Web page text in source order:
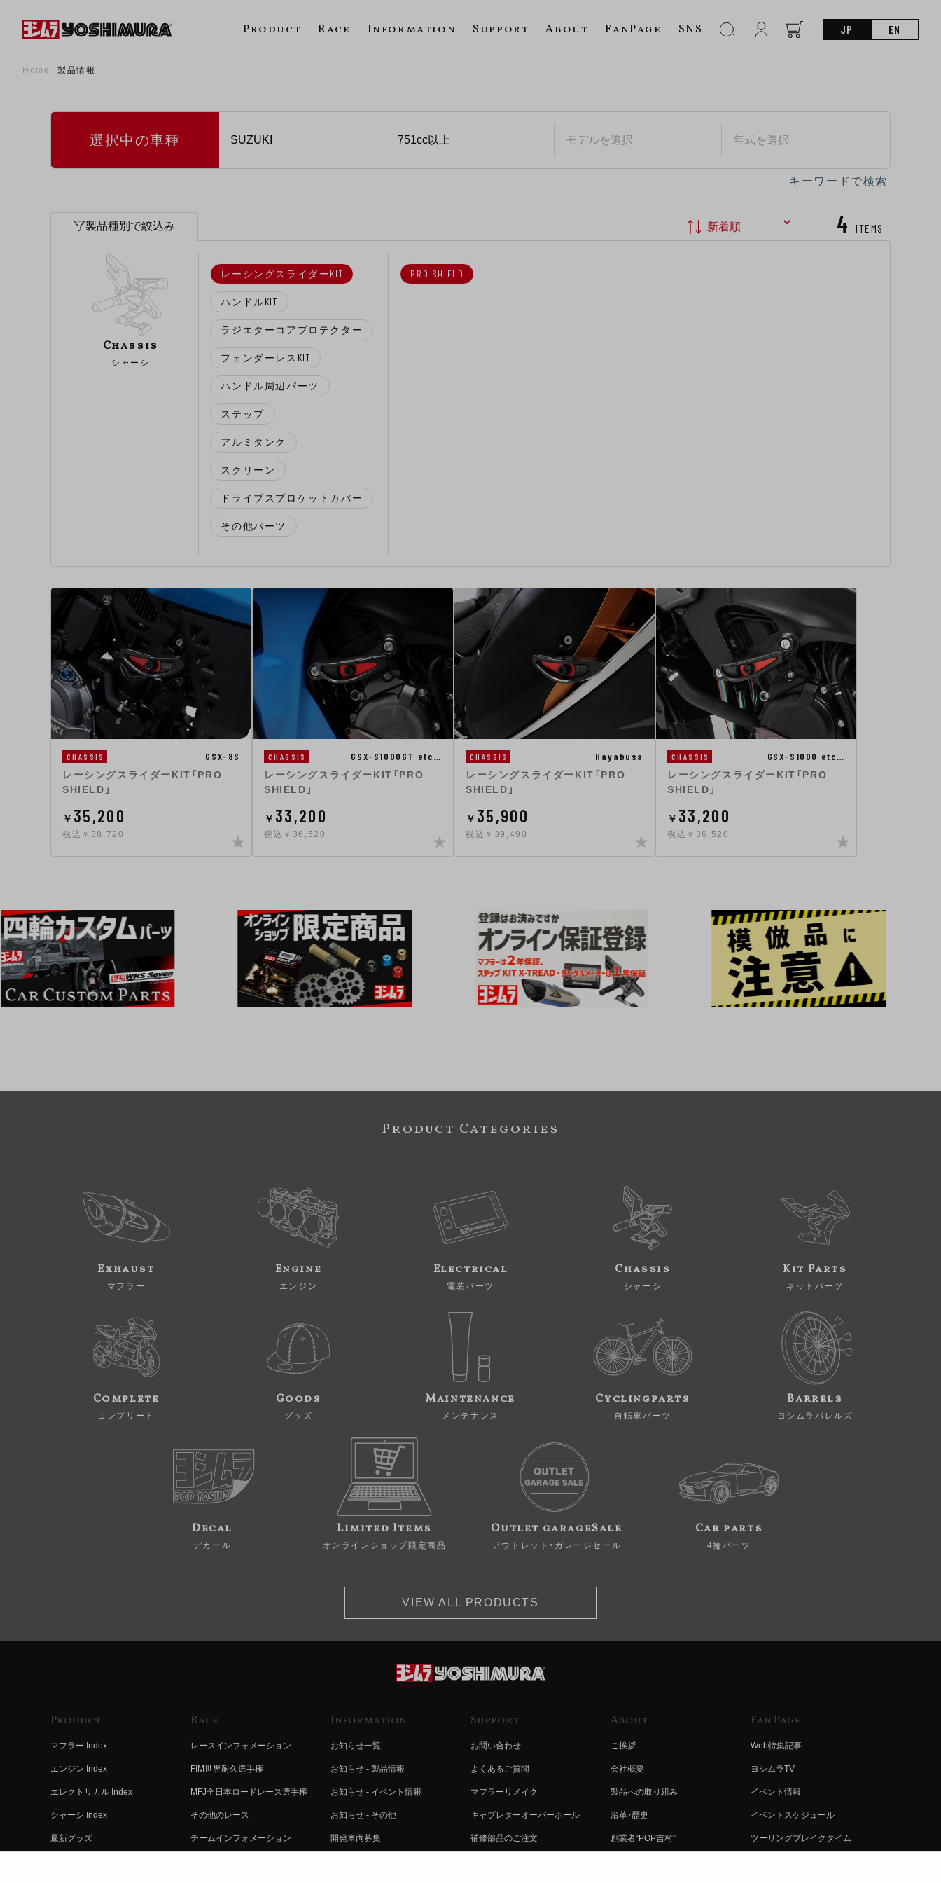
Product Race Information Support About FanPage SNS JP EN
Home 製品情報
選択中の車種
キーワードで検索
4 ITEMS
製品種別で絞込み
Chassis
シャーシ
レーシングスライダーKIT
ハンドルKIT
ラジエターコアプロテクター
フェンダーレスKIT
ハンドル周辺パーツ
ステップ
アルミタンク
スクリーン
ドライブスプロケットカバー
その他パーツ
PRO SHIELD
CHASSIS GSX-8S
レーシングスライダーKIT「PRO
SHIELD」
￥ 35,200
税込￥38,720
CHASSIS GSX-S1000GT etc…
レーシングスライダーKIT「PRO
SHIELD」
￥ 33,200
税込￥36,520
CHASSIS Hayabusa
レーシングスライダーKIT「PRO
SHIELD」
￥ 35,900
税込￥39,490
CHASSIS GSX-S1000 etc…
レーシングスライダーKIT「PRO
SHIELD」
￥ 33,200
税込￥36,520
Product Categories
Exhaust
マフラー
Engine
エンジン
Electrical
電装パーツ
Chassis
シャーシ
Kit Parts
キットパーツ
Complete
コンプリート
Goods
グッズ
Maintenance
メンテナンス
Cyclingparts
自転車パーツ
Barrels
ヨシムラバレルズ
Decal
デカール
Limited Items
オンラインショップ限定商品
Outlet garageSale
アウトレット・ガレージセール
Car parts
4輪パーツ
VIEW ALL PRODUCTS
Product
マフラー Index
エンジン Index
エレクトリカル Index
シャーシ Index
最新グッズ
Race
レースインフォメーション
FIM世界耐久選手権
MFJ全日本ロードレース選手権
その他のレース
チームインフォメーション
Information
お知らせ一覧
お知らせ - 製品情報
お知らせ - イベント情報
お知らせ - その他
開発車両募集
Support
お問い合わせ
よくあるご質問
マフラーリメイク
キャブレターオーバーホール
補修部品のご注文
About
ご挨拶
会社概要
製品への取り組み
沿革・歴史
創業者“POP吉村”
Fan Page
Web特集記事
ヨシムラTV
イベント情報
イベントスケジュール
ツーリングブレイクタイム